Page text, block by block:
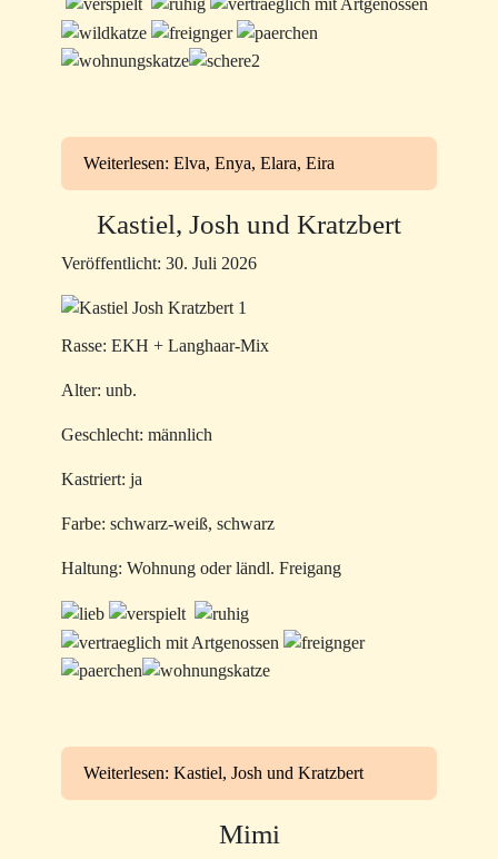
Weiterlesen: Elva, Enya, Elara, Eira
Kastiel, Josh und Kratzbert
Veröffentlicht: 30. Juli 2026
Rasse: EKH + Langhaar-Mix
Alter: unb.
Geschlecht: männlich
Kastriert: ja
Farbe: schwarz-weiß, schwarz
Haltung: Wohnung oder ländl. Freigang
Weiterlesen: Kastiel, Josh und Kratzbert
Mimi